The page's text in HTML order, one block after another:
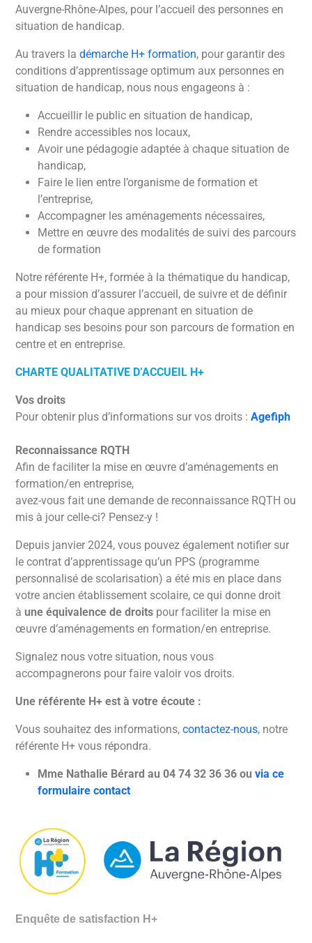
Auvergne-Rhône-Alpes, pour l’accueil des personnes en
situation de handicap.
Au travers la démarche H+ formation, pour garantir des
conditions d’apprentissage optimum aux personnes en
situation de handicap, nous nous engageons à :
Accueillir le public en situation de handicap,
Rendre accessibles nos locaux,
Avoir une pédagogie adaptée à chaque situation de
handicap,
Faire le lien entre l’organisme de formation et
l’entreprise,
Accompagner les aménagements nécessaires,
Mettre en œuvre des modalités de suivi des parcours
de formation
Notre référente H+, formée à la thématique du handicap,
a pour mission d’assurer l’accueil, de suivre et de définir
au mieux pour chaque apprenant en situation de
handicap ses besoins pour son parcours de formation en
centre et en entreprise.
CHARTE QUALITATIVE D’ACCUEIL H+
Vos droits
Pour obtenir plus d’informations sur vos droits : Agefiph
Reconnaissance RQTH
Afin de faciliter la mise en œuvre d’aménagements en
formation/en entreprise,
avez-vous fait une demande de reconnaissance RQTH ou
mis à jour celle-ci? Pensez-y !
Depuis janvier 2024, vous pouvez également notifier sur
le contrat d’apprentissage qu’un PPS (programme
personnalisé de scolarisation) a été mis en place dans
votre ancien établissement scolaire, ce qui donne droit
à une équivalence de droits pour faciliter la mise en
œuvre d’aménagements en formation/en entreprise.
Signalez nous votre situation, nous vous
accompagnerons pour faire valoir vos droits.
Une référente H+ est à votre écoute :
Vous souhaitez des informations, contactez-nous, notre
référente H+ vous répondra.
Mme Nathalie Bérard au 04 74 32 36 36 ou via ce
formulaire contact
Enquête de satisfaction H+